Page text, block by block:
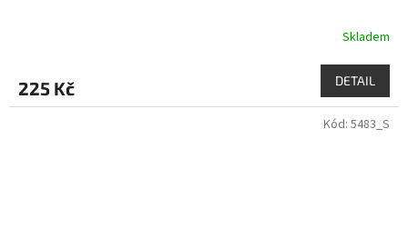
Skladem
225 Kč DETAIL
Kód: 5483_S